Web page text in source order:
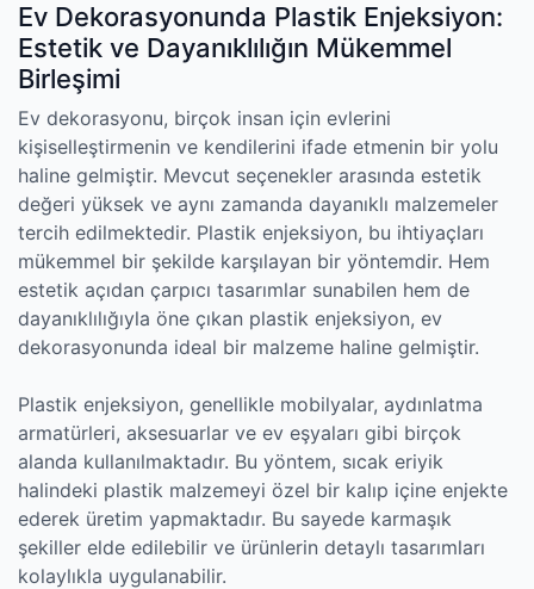
Ev Dekorasyonunda Plastik Enjeksiyon:
Estetik ve Dayanıklılığın Mükemmel
Birleşimi
Ev dekorasyonu, birçok insan için evlerini
kişiselleştirmenin ve kendilerini ifade etmenin bir yolu
haline gelmiştir. Mevcut seçenekler arasında estetik
değeri yüksek ve aynı zamanda dayanıklı malzemeler
tercih edilmektedir. Plastik enjeksiyon, bu ihtiyaçları
mükemmel bir şekilde karşılayan bir yöntemdir. Hem
estetik açıdan çarpıcı tasarımlar sunabilen hem de
dayanıklılığıyla öne çıkan plastik enjeksiyon, ev
dekorasyonunda ideal bir malzeme haline gelmiştir.
Plastik enjeksiyon, genellikle mobilyalar, aydınlatma
armatürleri, aksesuarlar ve ev eşyaları gibi birçok
alanda kullanılmaktadır. Bu yöntem, sıcak eriyik
halindeki plastik malzemeyi özel bir kalıp içine enjekte
ederek üretim yapmaktadır. Bu sayede karmaşık
şekiller elde edilebilir ve ürünlerin detaylı tasarımları
kolaylıkla uygulanabilir.